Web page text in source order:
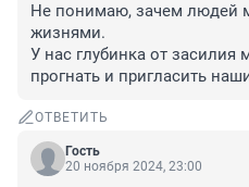
Не понимаю, зачем людей
жизнями.
У нас глубинка от засилия
прогнать и пригласить
ОТВЕТИТЬ
Гость
20 ноября 2024, 23:00